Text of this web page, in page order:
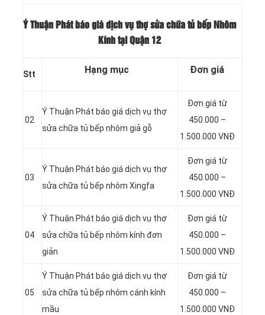
Ý Thuận Phát báo giá dịch vụ thợ sửa chữa tủ bếp Nhôm
Kính tại Quận 12
Stt Hạng mục Đơn giá
02
Ý Thuận Phát báo giá dịch vụ thợ
sửa chữa tủ bếp nhôm giả gỗ
Đơn giá từ
450.000 –
1.500.000 VNĐ
03
Ý Thuận Phát báo giá dịch vụ thợ
sửa chữa tủ bếp nhôm Xingfa
Đơn giá từ
450.000 –
1.500.000 VNĐ
04
Ý Thuận Phát báo giá dịch vụ thợ
sửa chữa tủ bếp nhôm kính đơn
giản
Đơn giá từ
450.000 –
1.500.000 VNĐ
05
Ý Thuận Phát báo giá dịch vụ thợ
sửa chữa tủ bếp nhôm cánh kính
mầu
Đơn giá từ
450.000 –
1.500.000 VNĐ